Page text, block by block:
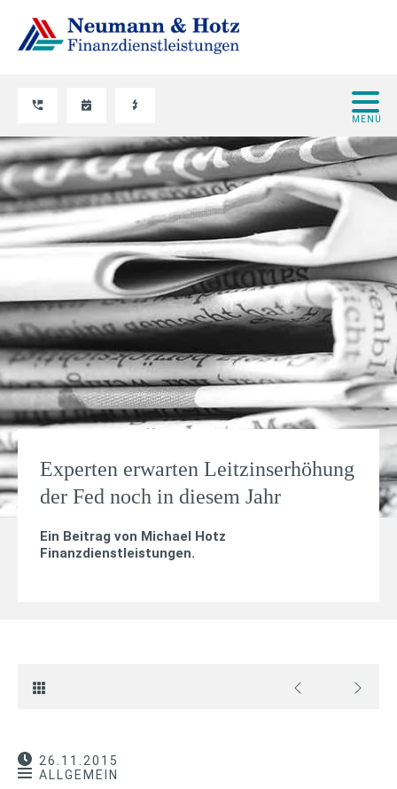
Experten erwarten Leitzinserhöhung
der Fed noch in diesem Jahr
Ein Beitrag von Michael Hotz
Finanzdienstleistungen.
26.11.2015
ALLGEMEIN